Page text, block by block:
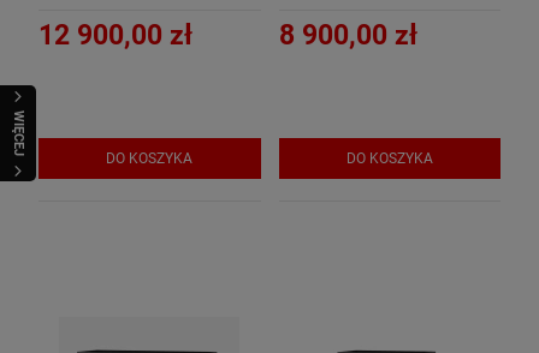
WIĘCEJ
12 900,00 zł
DO KOSZYKA
8 900,00 zł
DO KOSZYKA